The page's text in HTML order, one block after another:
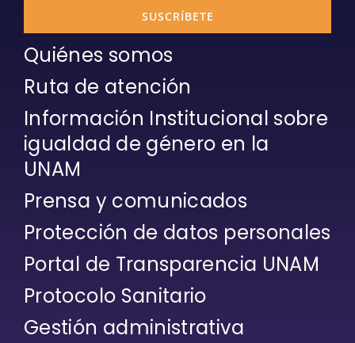
SUSCRÍBETE
Quiénes somos
Ruta de atención
Información Institucional sobre
igualdad de género en la
UNAM
Prensa y comunicados
Protección de datos personales
Portal de Transparencia UNAM
Protocolo Sanitario
Gestión administrativa